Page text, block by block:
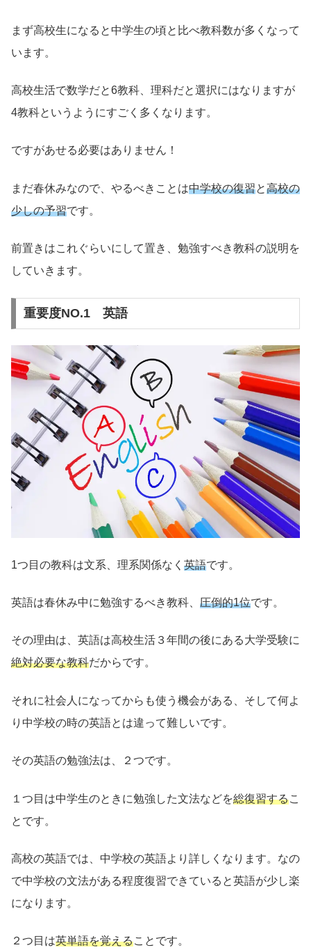
まず高校生になると中学生の頃と比べ教科数が多くなって
います。
高校生活で数学だと6教科、理科だと選択にはなりますが
4教科というようにすごく多くなります。
ですがあせる必要はありません！
まだ春休みなので、やるべきことは中学校の復習と高校の
少しの予習です。
前置きはこれぐらいにして置き、勉強すべき教科の説明を
していきます。
重要度NO.1 英語
1つ目の教科は文系、理系関係なく 英語です。
英語は春休み中に勉強するべき教科、 圧倒的1位です。
その理由は、英語は高校生活３年間の後にある大学受験に
絶対必要な教科だからです。
それに社会人になってからも使う機会がある、そして何よ
り中学校の時の英語とは違って難しいです。
その英語の勉強法は、２つです。
１つ目は中学生のときに勉強した文法などを総復習するこ
とです。
高校の英語では、中学校の英語より詳しくなります。なの
で中学校の文法がある程度復習できていると英語が少し楽
になります。
２つ目は英単語を覚えることです。